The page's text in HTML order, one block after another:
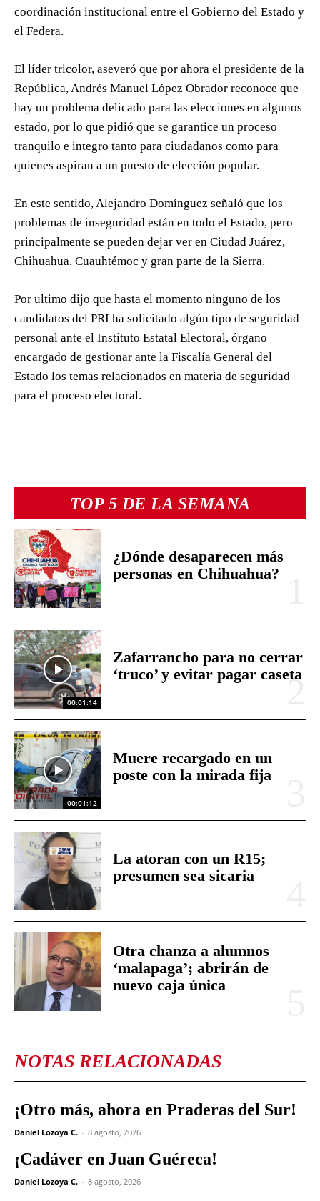
TOP 5 DE LA SEMANA
¿Dónde desaparecen más
personas en Chihuahua?
00:01:14
Zafarrancho para no cerrar
‘truco’ y evitar pagar caseta
00:01:12
Muere recargado en un
poste con la mirada fija
La atoran con un R15;
presumen sea sicaria
Otra chanza a alumnos
‘malapaga’; abrirán de
nuevo caja única
NOTAS RELACIONADAS
¡Otro más, ahora en Praderas del Sur!
Daniel Lozoya C. - 8 agosto, 2026
¡Cadáver en Juan Guéreca!
Daniel Lozoya C. - 8 agosto, 2026
coordinación institucional entre el Gobierno del Estado y
el Federa.
El líder tricolor, aseveró que por ahora el presidente de la
República, Andrés Manuel López Obrador reconoce que
hay un problema delicado para las elecciones en algunos
estado, por lo que pidió que se garantice un proceso
tranquilo e integro tanto para ciudadanos como para
quienes aspiran a un puesto de elección popular.
En este sentido, Alejandro Domínguez señaló que los
problemas de inseguridad están en todo el Estado, pero
principalmente se pueden dejar ver en Ciudad Juárez,
Chihuahua, Cuauhtémoc y gran parte de la Sierra.
Por ultimo dijo que hasta el momento ninguno de los
candidatos del PRI ha solicitado algún tipo de seguridad
personal ante el Instituto Estatal Electoral, órgano
encargado de gestionar ante la Fiscalía General del
Estado los temas relacionados en materia de seguridad
para el proceso electoral.